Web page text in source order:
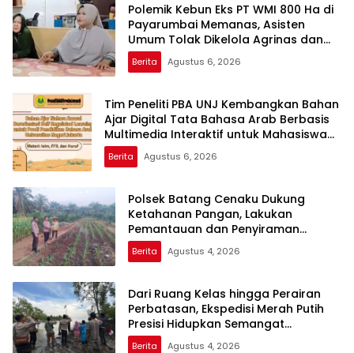
Polemik Kebun Eks PT WMI 800 Ha di
Payarumbai Memanas, Asisten
Umum Tolak Dikelola Agrinas dan
Tantang Presiden Prabowo
Berita Agustus 6, 2026
Tim Peneliti PBA UNJ Kembangkan Bahan
Ajar Digital Tata Bahasa Arab Berbasis
Multimedia Interaktif untuk Mahasiswa
Pemula
Berita Agustus 6, 2026
Polsek Batang Cenaku Dukung
Ketahanan Pangan, Lakukan
Pemantauan dan Penyiraman
Tanaman Jagung Pipil di Desa Aur
Cina
Berita Agustus 4, 2026
Dari Ruang Kelas hingga Perairan
Perbatasan, Ekspedisi Merah Putih
Presisi Hidupkan Semangat
Kebangsaan di Dumai
Berita Agustus 4, 2026